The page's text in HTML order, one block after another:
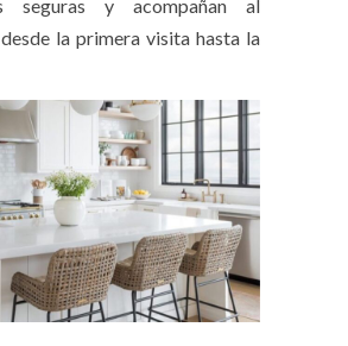
seguras y acompañan al
la primera visita hasta la